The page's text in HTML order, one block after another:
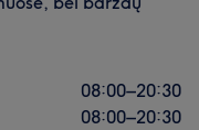
08:00–20:30
08:00–20:30